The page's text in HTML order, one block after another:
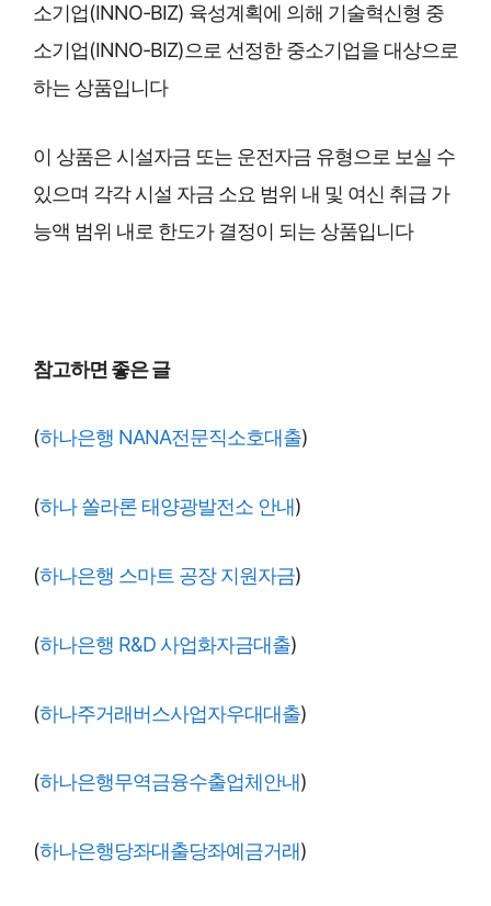
소기업(INNO-BIZ) 육성계획에 의해 기술혁신형 중
소기업(INNO-BIZ)으로 선정한 중소기업을 대상으로
하는 상품입니다
이 상품은 시설자금 또는 운전자금 유형으로 보실 수
있으며 각각 시설 자금 소요 범위 내 및 여신 취급 가
능액 범위 내로 한도가 결정이 되는 상품입니다
참고하면 좋은 글
(하나은행 NANA전문직소호대출)
(하나 쏠라론 태양광발전소 안내)
(하나은행 스마트 공장 지원자금)
(하나은행 R&D 사업화자금대출)
(하나주거래버스사업자우대대출)
(하나은행무역금융수출업체안내)
(하나은행당좌대출당좌예금거래)